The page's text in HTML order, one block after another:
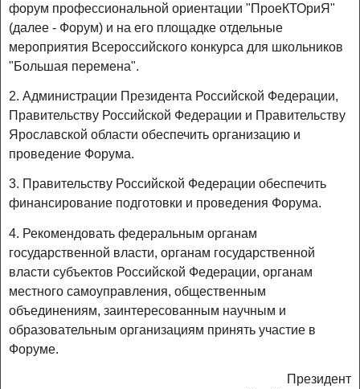
форум профессиональной ориентации "ПроеКТОриЯ"
(далее - Форум) и на его площадке отдельные
мероприятия Всероссийского конкурса для школьников
"Большая перемена".
2. Администрации Президента Российской Федерации,
Правительству Российской Федерации и Правительству
Ярославской области обеспечить организацию и
проведение Форума.
3. Правительству Российской Федерации обеспечить
финансирование подготовки и проведения Форума.
4. Рекомендовать федеральным органам
государственной власти, органам государственной
власти субъектов Российской Федерации, органам
местного самоуправления, общественным
объединениям, заинтересованным научным и
образовательным организациям принять участие в
Форуме.
Президент